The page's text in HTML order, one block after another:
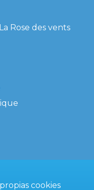
Rose des vents
cookies